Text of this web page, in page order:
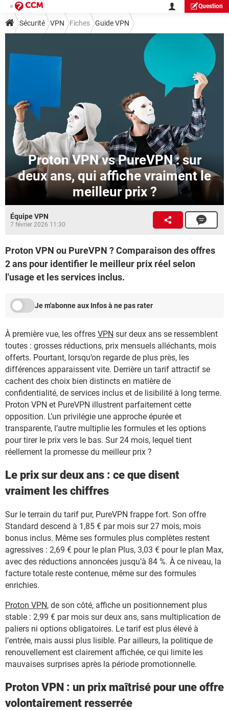
Question
Sécurité VPN Fiches Guide VPN
Proton VPN vs PureVPN : sur
deux ans, qui affiche vraiment le
meilleur prix ?
Équipe VPN
7 février 2026 11:30
Proton VPN ou PureVPN ? Comparaison des offres
2 ans pour identifier le meilleur prix réel selon
l'usage et les services inclus.
Je m'abonne aux Infos à ne pas rater
À première vue, les offres VPN sur deux ans se ressemblent
toutes : grosses réductions, prix mensuels alléchants, mois
offerts. Pourtant, lorsqu’on regarde de plus près, les
différences apparaissent vite. Derrière un tarif attractif se
cachent des choix bien distincts en matière de
confidentialité, de services inclus et de lisibilité à long terme.
Proton VPN et PureVPN illustrent parfaitement cette
opposition. L’un privilégie une approche épurée et
transparente, l’autre multiplie les formules et les options
pour tirer le prix vers le bas. Sur 24 mois, lequel tient
réellement la promesse du meilleur prix ?
Le prix sur deux ans : ce que disent
vraiment les chiffres
Sur le terrain du tarif pur, PureVPN frappe fort. Son offre
Standard descend à 1,85 € par mois sur 27 mois, mois
bonus inclus. Même ses formules plus complètes restent
agressives : 2,69 € pour le plan Plus, 3,03 € pour le plan Max,
avec des réductions annoncées jusqu’à 84 %. À ce niveau, la
facture totale reste contenue, même sur des formules
enrichies.
Proton VPN, de son côté, affiche un positionnement plus
stable : 2,99 € par mois sur deux ans, sans multiplication de
paliers ni options obligatoires. Le tarif est plus élevé à
l’entrée, mais aussi plus lisible. Par ailleurs, la politique de
renouvellement est clairement affichée, ce qui limite les
mauvaises surprises après la période promotionnelle.
Proton VPN : un prix maîtrisé pour une offre
volontairement resserrée